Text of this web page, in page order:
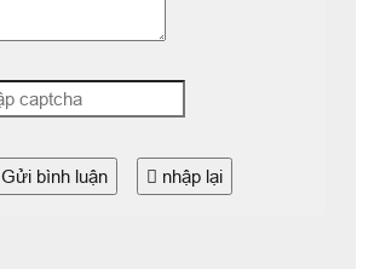
Gửi bình luận nhập lại